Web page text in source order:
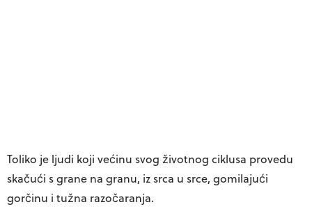
Toliko je ljudi koji većinu svog životnog ciklusa provedu
skačući s grane na granu, iz srca u srce, gomilajući
gorčinu i tužna razočaranja.